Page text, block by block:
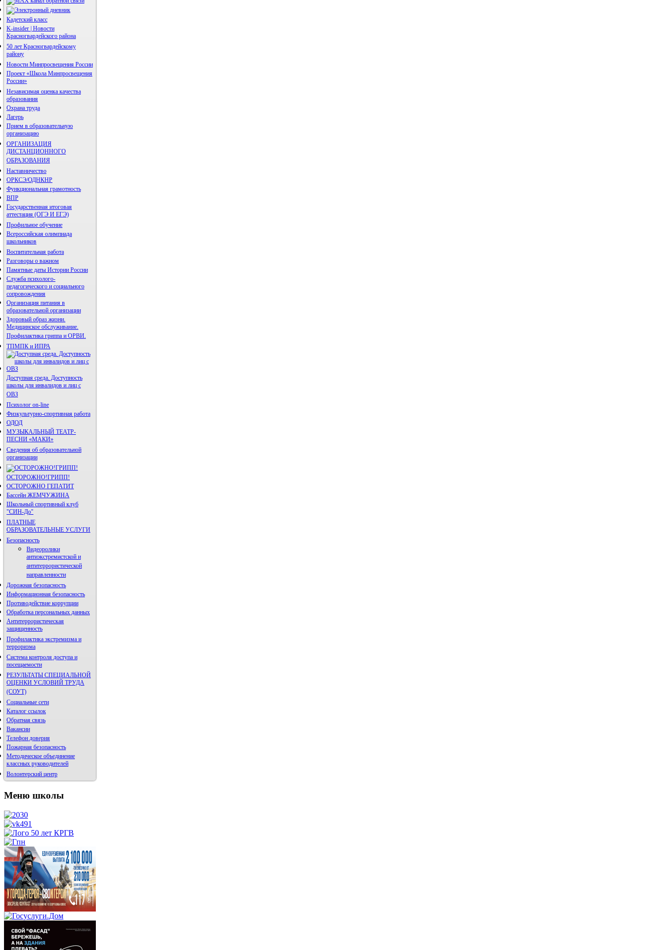
Кадетский класс
K-insider | Новости
Красногвардейского района
50 лет Красногвардейскому
району
Новости Минпросвещения России
Проект «Школа Минпросвещения
России»
Независимая оценка качества
образования
Охрана труда
Лагерь
Прием в образовательную
организацию
ОРГАНИЗАЦИЯ
ДИСТАНЦИОННОГО
ОБРАЗОВАНИЯ
Наставничество
ОРКСЭ/ОДНКНР
Функциональная грамотность
ВПР
Государственная итоговая
аттестация (ОГЭ И ЕГЭ)
Профильное обучение
Всероссийская олимпиада
школьников
Воспитательная работа
Разговоры о важном
Памятные даты Истории России
Служба психолого-
педагогического и социального
сопровождения
Организация питания в
образовательной организации
Здоровый образ жизни.
Медицинское обслуживание.
Профилактика гриппа и ОРВИ.
ТПМПК и ИПРА
Доступная среда. Доступность
школы для инвалидов и лиц с
ОВЗ
Психолог on-line
Физкультурно-спортивная работа
ОДОД
МУЗЫКАЛЬНЫЙ ТЕАТР-
ПЕСНИ «МАКИ»
Сведения об образовательной
организации
ОСТОРОЖНО!ГРИПП!
ОСТОРОЖНО ГЕПАТИТ
Бассейн ЖЕМЧУЖИНА
Школьный спортивный клуб
"СИН-До"
ПЛАТНЫЕ
ОБРАЗОВАТЕЛЬНЫЕ УСЛУГИ
Безопасность
Видеоролики
антиэкстремистской и
антитеррористической
направленности
Дорожная безопасность
Информационная безопасность
Противодействие коррупции
Обработка персональных данных
Антитеррористическая
защищенность
Профилактика экстремизма и
терроризма
Система контроля доступа и
посещаемости
РЕЗУЛЬТАТЫ СПЕЦИАЛЬНОЙ
ОЦЕНКИ УСЛОВИЙ ТРУДА
(СОУТ)
Социальные сети
Каталог ссылок
Обратная связь
Вакансии
Телефон доверия
Пожарная безопасность
Методическое объединение
классных руководителей
Волонтерский центр
Меню школы